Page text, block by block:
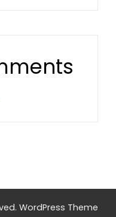
WordPress Theme